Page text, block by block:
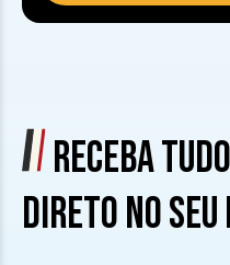
RECEBA
DIRETO NO